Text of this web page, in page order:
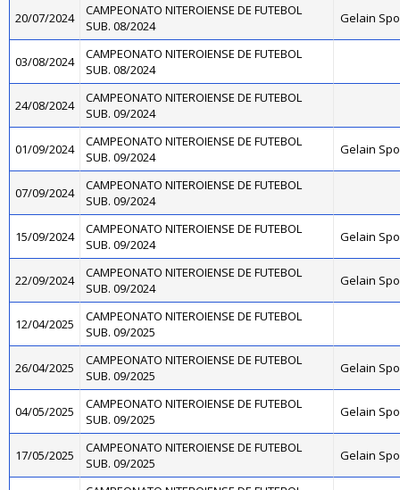
20/07/2024
CAMPEONATO NITEROIENSE DE FUTEBOL
SUB. 08/2024
Gelain
03/08/2024
CAMPEONATO NITEROIENSE DE FUTEBOL
SUB. 08/2024
24/08/2024
CAMPEONATO NITEROIENSE DE FUTEBOL
SUB. 09/2024
01/09/2024
CAMPEONATO NITEROIENSE DE FUTEBOL
SUB. 09/2024
Gelain
07/09/2024
CAMPEONATO NITEROIENSE DE FUTEBOL
SUB. 09/2024
15/09/2024
CAMPEONATO NITEROIENSE DE FUTEBOL
SUB. 09/2024
Gelain
22/09/2024
CAMPEONATO NITEROIENSE DE FUTEBOL
SUB. 09/2024
Gelain
12/04/2025
CAMPEONATO NITEROIENSE DE FUTEBOL
SUB. 09/2025
26/04/2025
CAMPEONATO NITEROIENSE DE FUTEBOL
SUB. 09/2025
Gelain
04/05/2025
CAMPEONATO NITEROIENSE DE FUTEBOL
SUB. 09/2025
Gelain
17/05/2025
CAMPEONATO NITEROIENSE DE FUTEBOL
SUB. 09/2025
Gelain